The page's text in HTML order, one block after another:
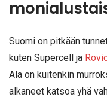
Suomi on pitkään
kuten Supercell ja
Ala on kuitenkin
alkaneet katsoa yhä